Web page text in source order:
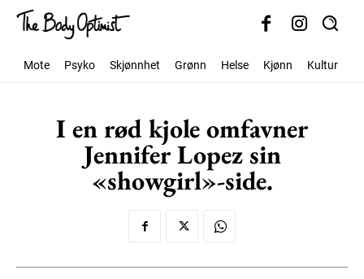
Mote Psyko Skjønnhet Grønn Helse Kjønn Kultur
I en rød kjole omfavner
Jennifer Lopez sin
«showgirl»-side.